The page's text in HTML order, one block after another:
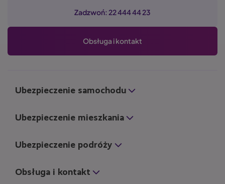
Zadzwoń: 22 444 44 23
Obsługa i kontakt
Ubezpieczenie samochodu
Ubezpieczenie mieszkania
Ubezpieczenie podróży
Obsługa i kontakt